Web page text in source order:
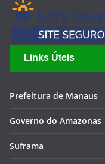
Links Úteis
Prefeitura de Manaus
Governo do Amazonas
Suframa